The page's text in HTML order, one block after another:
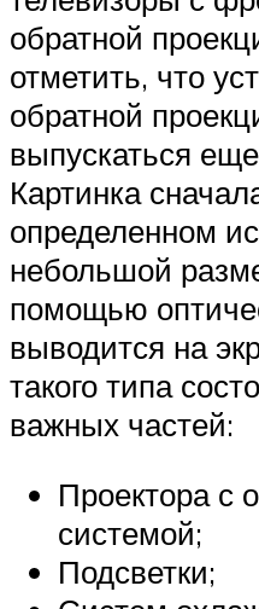
обратной
отметить, что
обратной
выпускаться
Картинка
определенном
небольшой
помощью
выводится на
такого типа
важных частей:
Проектора с
системой;
Подсветки;